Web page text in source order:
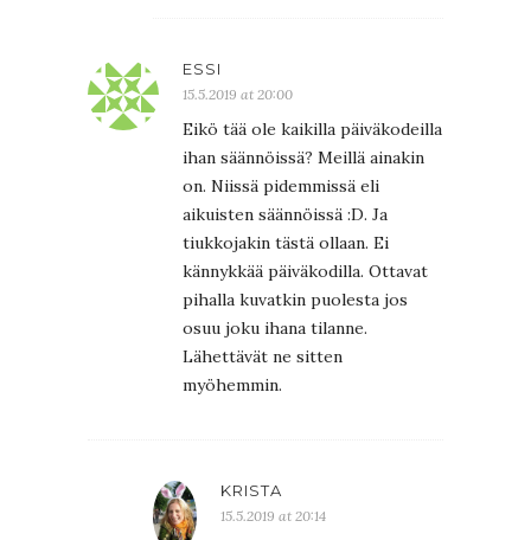
ESSI
15.5.2019 at 20:00
Eikö tää ole kaikilla päiväkodeilla
ihan säännöissä? Meillä ainakin
on. Niissä pidemmissä eli
aikuisten säännöissä :D. Ja
tiukkojakin tästä ollaan. Ei
kännykkää päiväkodilla. Ottavat
pihalla kuvatkin puolesta jos
osuu joku ihana tilanne.
Lähettävät ne sitten
myöhemmin.
KRISTA
15.5.2019 at 20:14